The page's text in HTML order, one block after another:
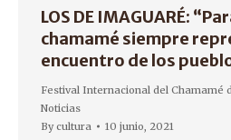
LOS DE IMAGUARÉ:
chamamé siempre
encuentro de los
Festival Internacional del Chamamé
Noticias
Bycultura 10 junio, 2021